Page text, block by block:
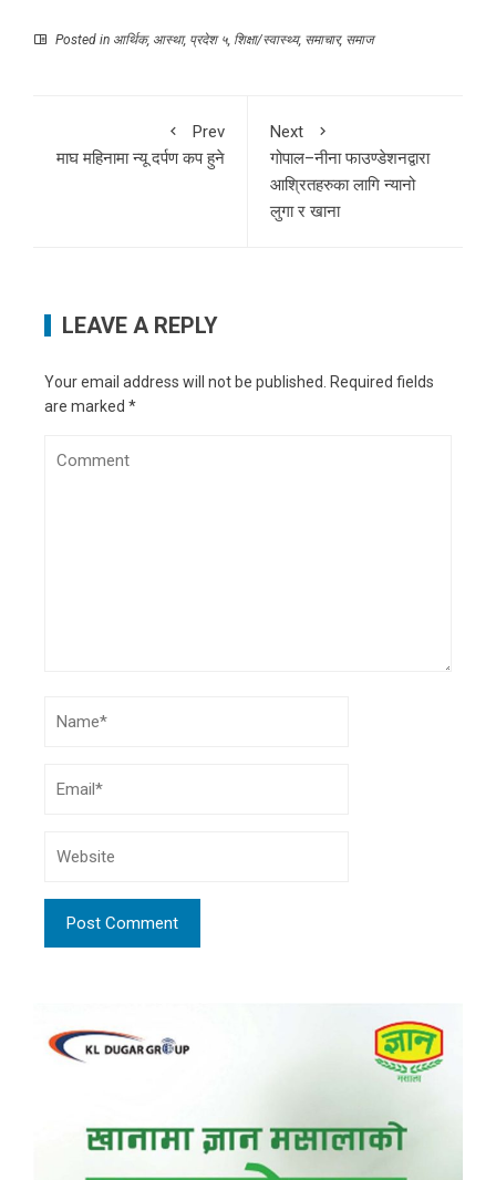
Posted in आर्थिक, आस्था, प्रदेश ५, शिक्षा/स्वास्थ्य, समाचार, समाज
Prev
माघ महिनामा न्यू दर्पण कप हुने
Next
गोपाल–नीना फाउण्डेशनद्वारा
आश्रितहरुका लागि न्यानो
लुगा र खाना
LEAVE A REPLY
Your email address will not be published. Required fields
are marked *